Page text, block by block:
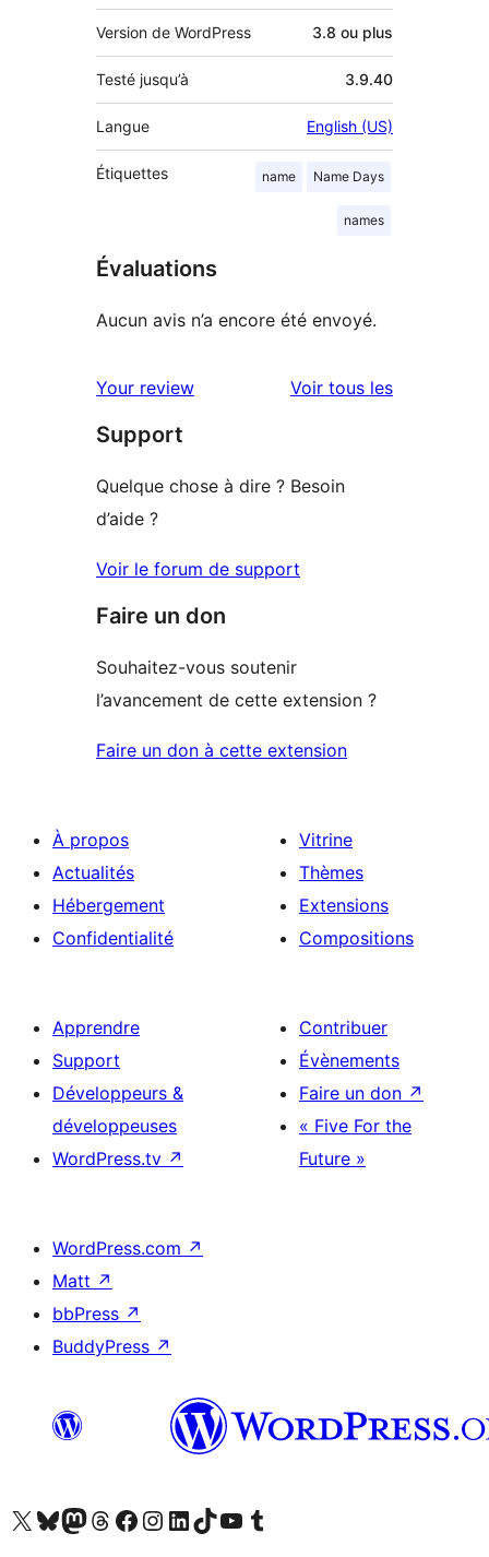
Version de WordPress 3.8 ou plus
Testé jusqu’à 3.9.40
Langue English (US)
Étiquettes name Name Days
names
Évaluations
Aucun avis n’a encore été envoyé.
Your review Voir tous lesavis
Support
Quelque chose à dire ? Besoin
d’aide ?
Voir le forum de support
Faire un don
Souhaitez-vous soutenir
l’avancement de cette extension ?
Faire un don à cette extension
À propos
Actualités
Hébergement
Confidentialité
Vitrine
Thèmes
Extensions
Compositions
Apprendre
Support
Développeurs &
développeuses
WordPress.tv ↗
Contribuer
Évènements
Faire un don ↗
« Five For the
Future »
WordPress.com ↗
Matt ↗
bbPress ↗
BuddyPress ↗
Visitez notre compte X (précédemment Twitter)
Visiter notre compte Bluesky
Visiter notre compte Mastodon
Visiter notre compte Threads
Consulter notre compte Facebook
Consulter notre compte Instagram
Consulter notre compte LinkedIn
Visiter notre compte TokTok
Visiter notre chaîne YouTube
Visiter notre compte Tumblr